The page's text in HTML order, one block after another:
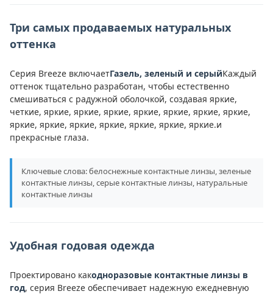
Три самых продаваемых натуральных
оттенка
Серия Breeze включаетГазель, зеленый и серыйКаждый
оттенок тщательно разработан, чтобы естественно
смешиваться с радужной оболочкой, создавая яркие,
четкие, яркие, яркие, яркие, яркие, яркие, яркие, яркие,
яркие, яркие, яркие, яркие, яркие, яркие, яркие.и
прекрасные глаза.
Ключевые слова: белоснежные контактные линзы, зеленые
контактные линзы, серые контактные линзы, натуральные
контактные линзы
Удобная годовая одежда
Проектировано какодноразовые контактные линзы в
год, серия Breeze обеспечивает надежную ежедневную